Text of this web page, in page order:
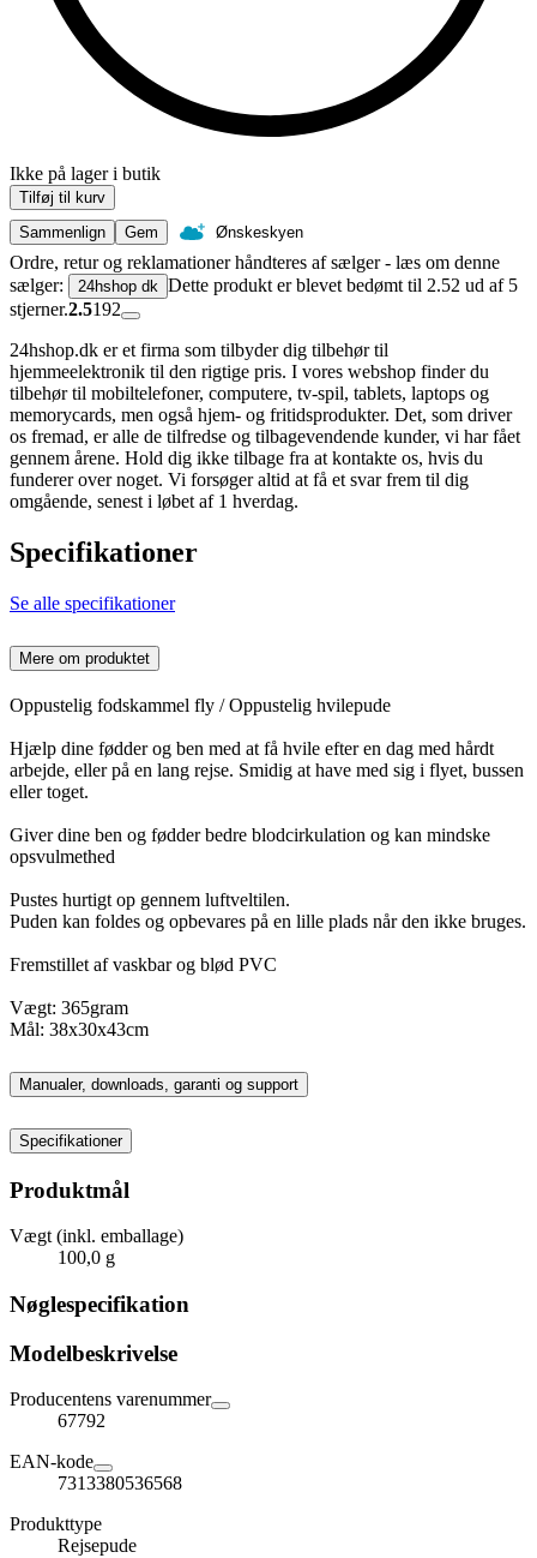
Ikke på lager i butik
Tilføj til kurv
Sammenlign
Gem Ønskeskyen
Ordre, retur og reklamationer håndteres af sælger - læs om denne
sælger:
24hshop dk Dette produkt er blevet bedømt til 2.52 ud af 5
stjerner.2.5192
24hshop.dk er et firma som tilbyder dig tilbehør til
hjemmeelektronik til den rigtige pris. I vores webshop finder du
tilbehør til mobiltelefoner, computere, tv-spil, tablets, laptops og
memorycards, men også hjem- og fritidsprodukter. Det, som driver
os fremad, er alle de tilfredse og tilbagevendende kunder, vi har fået
gennem årene. Hold dig ikke tilbage fra at kontakte os, hvis du
funderer over noget. Vi forsøger altid at få et svar frem til dig
omgående, senest i løbet af 1 hverdag.
Specifikationer
Se alle specifikationer
Mere om produktet
Oppustelig fodskammel fly / Oppustelig hvilepude
Hjælp dine fødder og ben med at få hvile efter en dag med hårdt
arbejde, eller på en lang rejse. Smidig at have med sig i flyet, bussen
eller toget.
Giver dine ben og fødder bedre blodcirkulation og kan mindske
opsvulmethed
Pustes hurtigt op gennem luftveltilen.
Puden kan foldes og opbevares på en lille plads når den ikke bruges.
Fremstillet af vaskbar og blød PVC
Vægt: 365gram
Mål: 38x30x43cm
Manualer, downloads, garanti og support
Specifikationer
Produktmål
Vægt (inkl. emballage)
100,0 g
Nøglespecifikation
Modelbeskrivelse
Producentens varenummer
67792
EAN-kode
7313380536568
Produkttype
Rejsepude